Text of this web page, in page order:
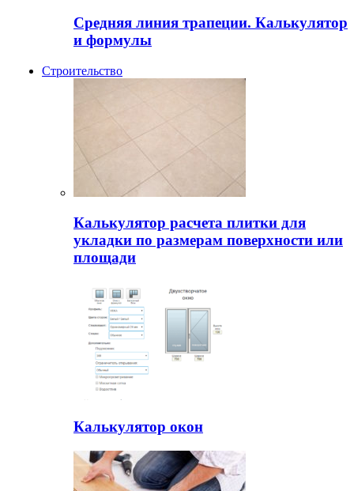
Средняя линия трапеции. Калькулятор
и формулы
Строительство
Калькулятор расчета плитки для
укладки по размерам поверхности или
площади
Калькулятор окон